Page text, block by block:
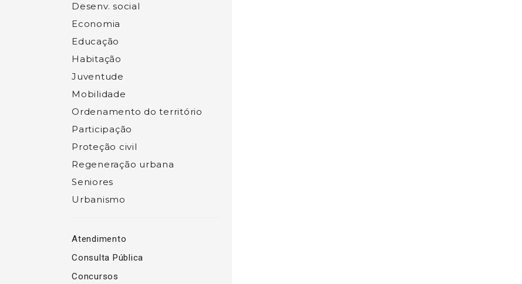
Desenv. social
Economia
Educação
Habitação
Juventude
Mobilidade
Ordenamento do território
Participação
Proteção civil
Regeneração urbana
Seniores
Urbanismo
Atendimento
Consulta Pública
Concursos